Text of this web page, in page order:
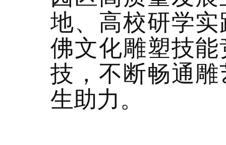
地、高校研学
佛文化雕塑技
技，不断畅通
生助力。